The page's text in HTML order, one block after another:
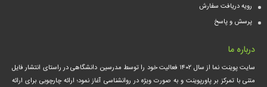
رویه دریافت سفارش
پرسش و پاسخ
درباره ما
سایت پوینت نما از سال ۱۴۰۲ فعالیت خود را توسط مدرسین دانشگاهی در راستای انتشار فایل
متنی با تمرکز بر پاورپوینت و به صورت ویژه در روانشناسی آغاز نمود؛ ارائه چارچوبی برای ارائه